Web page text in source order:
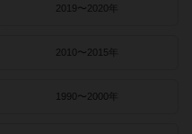
2019〜2020年
2010〜2015年
1990〜2000年